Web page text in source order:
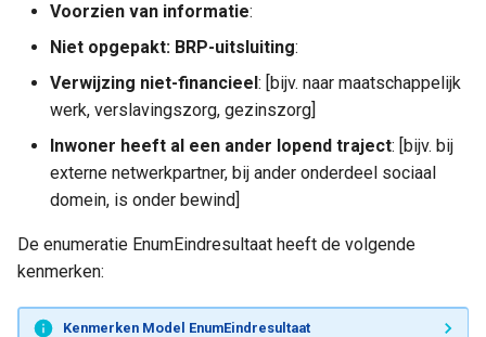
Voorzien van informatie:
Niet opgepakt: BRP-uitsluiting:
Verwijzing niet-financieel: [bijv. naar maatschappelijk
werk, verslavingszorg, gezinszorg]
Inwoner heeft al een ander lopend traject: [bijv. bij
externe netwerkpartner, bij ander onderdeel sociaal
domein, is onder bewind]
De enumeratie EnumEindresultaat heeft de volgende
kenmerken:
Kenmerken Model EnumEindresultaat